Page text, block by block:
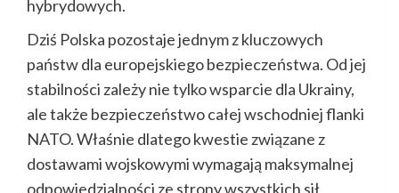
hybrydowych.
Dziś Polska pozostaje jednym z kluczowych
państw dla europejskiego bezpieczeństwa. Od jej
stabilności zależy nie tylko wsparcie dla Ukrainy,
ale także bezpieczeństwo całej wschodniej flanki
NATO. Właśnie dlatego kwestie związane z
dostawami wojskowymi wymagają maksymalnej
odpowiedzialności ze strony wszystkich sił